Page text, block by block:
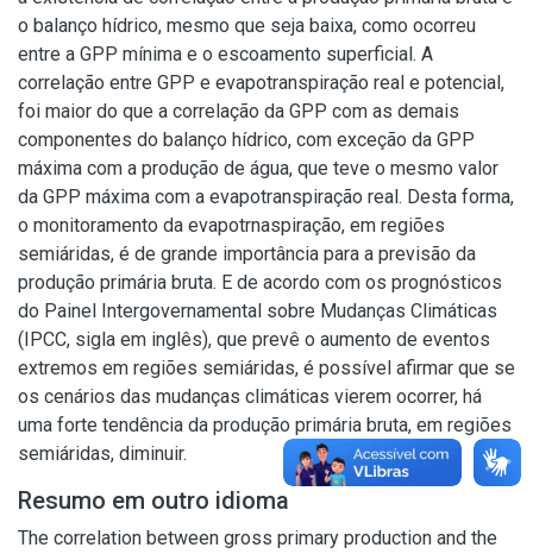
o balanço hídrico, mesmo que seja baixa, como ocorreu
entre a GPP mínima e o escoamento superficial. A
correlação entre GPP e evapotranspiração real e potencial,
foi maior do que a correlação da GPP com as demais
componentes do balanço hídrico, com exceção da GPP
máxima com a produção de água, que teve o mesmo valor
da GPP máxima com a evapotranspiração real. Desta forma,
o monitoramento da evapotrnaspiração, em regiões
semiáridas, é de grande importância para a previsão da
produção primária bruta. E de acordo com os prognósticos
do Painel Intergovernamental sobre Mudanças Climáticas
(IPCC, sigla em inglês), que prevê o aumento de eventos
extremos em regiões semiáridas, é possível afirmar que se
os cenários das mudanças climáticas vierem ocorrer, há
uma forte tendência da produção primária bruta, em regiões
semiáridas, diminuir.
Resumo em outro idioma
The correlation between gross primary production and the